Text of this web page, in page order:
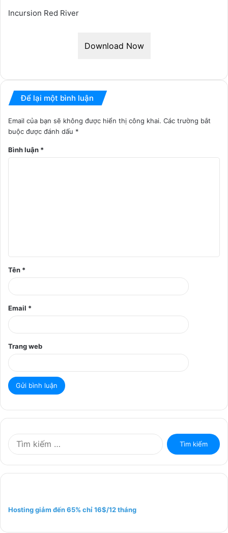
Incursion Red River
Download Now
Để lại một bình luận
Email của bạn sẽ không được hiển thị công khai. Các trường bắt
buộc được đánh dấu *
Bình luận *
Tên *
Email *
Trang web
k
Hosting giảm đến 65% chỉ 16$/12 tháng